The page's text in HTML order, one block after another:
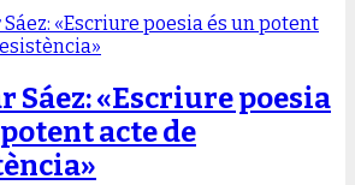
Sáez: «Escriure poesia
acte de